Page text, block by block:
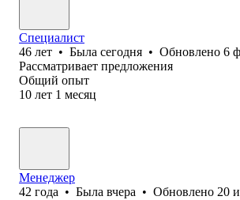
Специалист
46 лет • Была сегодня • Обновлено 6
Рассматривает предложения
Общий опыт
10 лет 1 месяц
Менеджер
42 года • Была вчера • Обновлено 20